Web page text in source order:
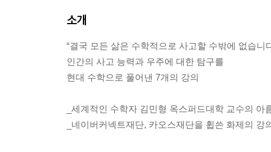
소개
“결국 모든 삶은 수학적으로 사고할 수밖에 없습니
인간의 사고 능력과 우주에 대한 탐구를
현대 수학으로 풀어낸 7개의 강의
_세계적인 수학자 김민형 옥스퍼드대학 교수의 아
_네이버커넥트재단, 카오스재단을 휩쓴 화제의 강